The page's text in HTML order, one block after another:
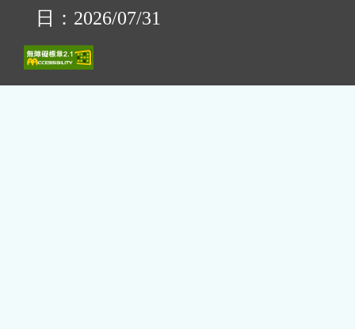
日：2026/07/31